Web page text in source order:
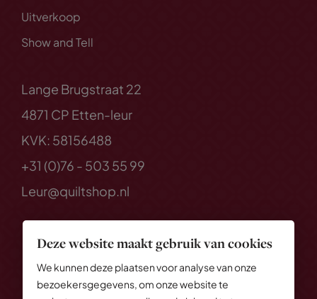
Deze website maakt gebruik van cookies
We kunnen deze plaatsen voor analyse van onze
bezoekersgegevens, om onze website te
Uitverkoop
Show and Tell
Lange Brugstraat 22
4871 CP Etten-leur
KVK: 58156488
+31 (0)76 - 503 55 99
Leur@quiltshop.nl